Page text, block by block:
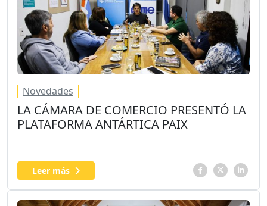
Novedades
LA CÁMARA DE COMERCIO PRESENTÓ LA
PLATAFORMA ANTÁRTICA PAIX
Leer más